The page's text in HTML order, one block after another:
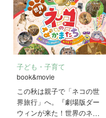
子ども・子育て
book&movie
この秋は親子で「ネコの世
界旅行」へ。『劇場版ダー
ウィンが来た！世界のネコ